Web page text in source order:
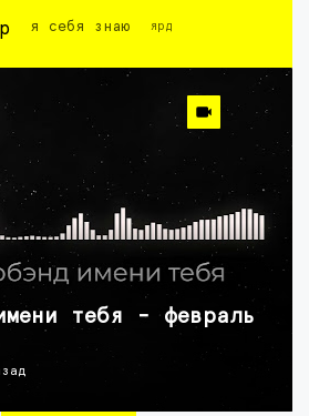
я себя знаю ярд
тебя - февраль